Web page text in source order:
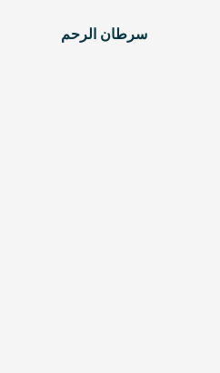
سرطان الرحم